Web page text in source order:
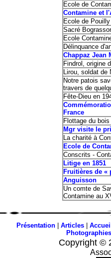
Ecole de
Contamine et
Ecole de Pouilly
Sacré
Ecole
Délinquance
Chappaz Jean
Findrol, origine
Lirou, soldat de
Notre patois
travers de
Fête-Dieu en
France
Flottage du
Mgr visite le
La charité à
Ecole de
Conscrits -
Litige en 1851
Fruitières de «
Anguisson
Un comte de
Contamine au
Présentation| Articles|
Photographies
Copyright ©